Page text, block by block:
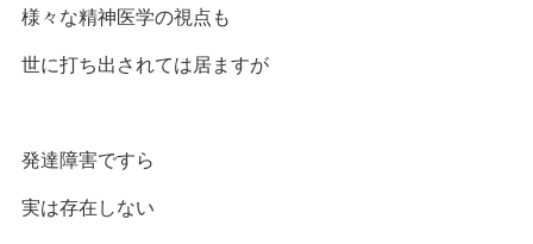
様々な精神医学の視点も
世に打ち出されては居ますが
発達障害ですら
実は存在しない